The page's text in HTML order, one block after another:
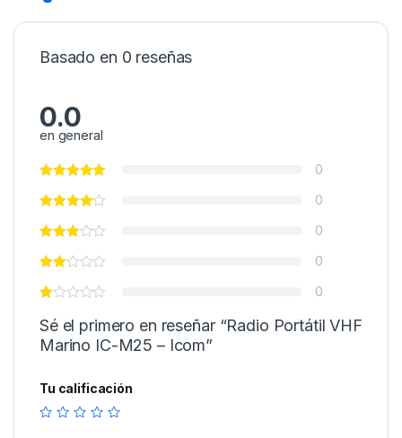
Basado en 0 reseñas
0.0
en general
0
0
0
0
0
Sé el primero en reseñar “Radio Portátil VHF
Marino IC-M25 – Icom”
Tu calificación